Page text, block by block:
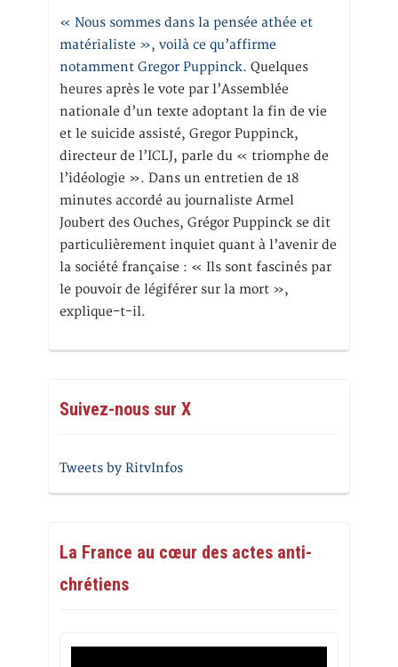
« Nous sommes dans la pensée athée et
matérialiste », voilà ce qu’affirme
notamment Gregor Puppinck. Quelques
heures après le vote par l’Assemblée
nationale d’un texte adoptant la fin de vie
et le suicide assisté, Gregor Puppinck,
directeur de l’ICLJ, parle du « triomphe de
l’idéologie ». Dans un entretien de 18
minutes accordé au journaliste Armel
Joubert des Ouches, Grégor Puppinck se dit
particulièrement inquiet quant à l’avenir de
la société française : « Ils sont fascinés par
le pouvoir de légiférer sur la mort »,
explique-t-il.
Suivez-nous sur X
Tweets by RitvInfos
La France au cœur des actes anti-
chrétiens